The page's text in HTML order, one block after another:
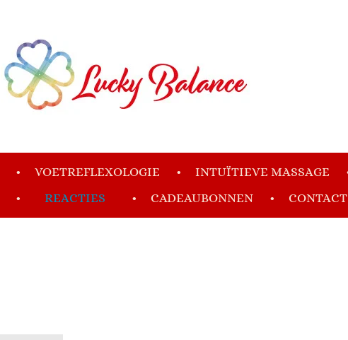
VOETREFLEXOLOGIE INTUÏTIEVE MASSAGE
REACTIES CADEAUBONNEN CONTACT